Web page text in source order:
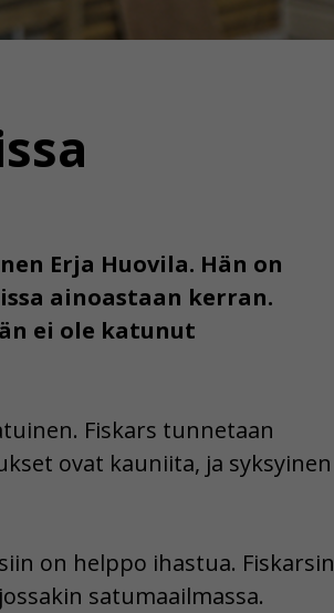
Erja Huovila. Hän on
ainoastaan kerran.
ei ole katunut
Fiskars tunnetaan
ovat kauniita, ja syksyinen
on helppo ihastua. Fiskarsin
satumaailmassa.